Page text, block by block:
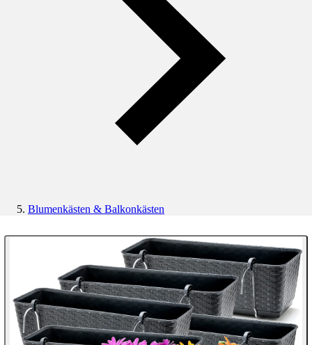
Blumenkästen & Balkonkästen